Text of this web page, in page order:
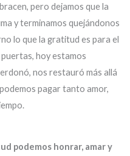
pero dejamos que la
y terminamos quejándonos
lo que la gratitud es para el
hoy estamos
nos restauró más allá
pagar tanto amor,
podemos honrar, amar y